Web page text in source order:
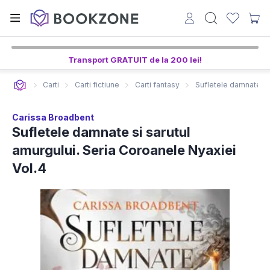
Transport GRATUIT de la 200 lei!
Carti Carti fictiune Carti fantasy Sufletele damnate
Carissa Broadbent
Sufletele damnate si sarutul
amurgului. Seria Coroanele Nyaxiei
Vol.4